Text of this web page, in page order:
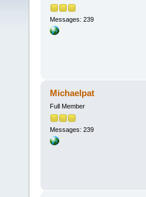
Messages: 239
Michaelpat
Full Member
Messages: 239